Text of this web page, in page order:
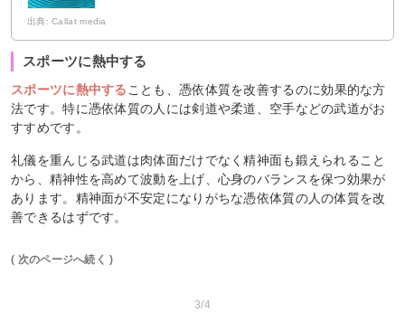
出典: Callat media
スポーツに熱中する
スポーツに熱中する ことも、憑依体質を改善するのに効果的な方
法です。特に憑依体質の人には剣道や柔道、空手などの武道がお
すすめです。
礼儀を重んじる武道は肉体面だけでなく精神面も鍛えられること
から、精神性を高めて波動を上げ、心身のバランスを保つ効果が
あります。精神面が不安定になりがちな憑依体質の人の体質を改
善できるはずです。
( 次のページへ続く )
3/4